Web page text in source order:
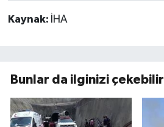
Kaynak: İHA
Bunlar da ilginizi çekebilir